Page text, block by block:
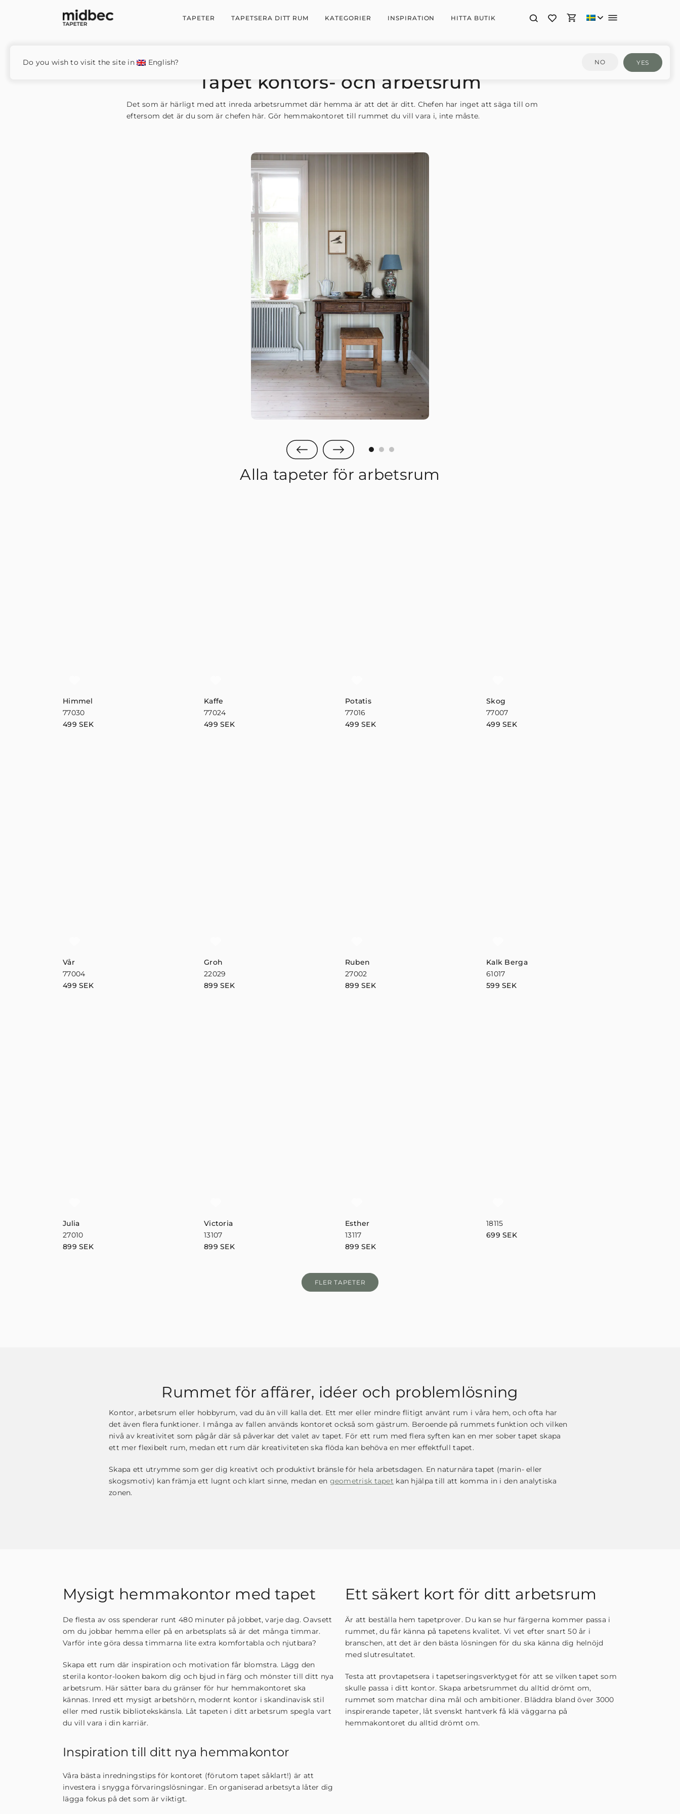
TAPETER TAPETSERA DITT RUM KATEGORIER INSPIRATION HITTA BUTIK
Tapet kontors- och arbetsrum
Det som är härligt med att inreda arbetsrummet där hemma är att det är ditt. Chefen har inget att säga till om
eftersom det är du som är chefen här. Gör hemmakontoret till rummet du vill vara i, inte måste.
0 1 2
Alla tapeter för arbetsrum
Himmel
77030
499SEK
Kaffe
77024
499SEK
Potatis
77016
499SEK
Skog
77007
499SEK
Vår
77004
499SEK
Groh
22029
899SEK
Ruben
27002
899SEK
Kalk Berga
61017
599SEK
Julia
27010
899SEK
Victoria
13107
899SEK
Esther
13117
899SEK
18115
699SEK
FLER TAPETER
Rummet för affärer, idéer och problemlösning
Kontor, arbetsrum eller hobbyrum, vad du än vill kalla det. Ett mer eller mindre flitigt använt rum i våra hem, och ofta har
det även flera funktioner. I många av fallen används kontoret också som gästrum. Beroende på rummets funktion och vilken
nivå av kreativitet som pågår där så påverkar det valet av tapet. För ett rum med flera syften kan en mer sober tapet skapa
ett mer flexibelt rum, medan ett rum där kreativiteten ska flöda kan behöva en mer effektfull tapet.
Skapa ett utrymme som ger dig kreativt och produktivt bränsle för hela arbetsdagen. En naturnära tapet (marin- eller
skogsmotiv) kan främja ett lugnt och klart sinne, medan en geometrisk tapet kan hjälpa till att komma in i den analytiska
zonen.
Mysigt hemmakontor med tapet
De flesta av oss spenderar runt 480 minuter på jobbet, varje dag. Oavsett
om du jobbar hemma eller på en arbetsplats så är det många timmar.
Varför inte göra dessa timmarna lite extra komfortabla och njutbara?
Skapa ett rum där inspiration och motivation får blomstra. Lägg den
sterila kontor-looken bakom dig och bjud in färg och mönster till ditt nya
arbetsrum. Här sätter bara du gränser för hur hemmakontoret ska
kännas. Inred ett mysigt arbetshörn, modernt kontor i skandinavisk stil
eller med rustik bibliotekskänsla. Låt tapeten i ditt arbetsrum spegla vart
du vill vara i din karriär.
Inspiration till ditt nya hemmakontor
Våra bästa inredningstips för kontoret (förutom tapet såklart!) är att
investera i snygga förvaringslösningar. En organiserad arbetsyta låter dig
lägga fokus på det som är viktigt.
Ett säkert kort för ditt arbetsrum
Är att beställa hem tapetprover. Du kan se hur färgerna kommer passa i
rummet, du får känna på tapetens kvalitet. Vi vet efter snart 50 år i
branschen, att det är den bästa lösningen för du ska känna dig helnöjd
med slutresultatet.
Testa att provtapetsera i tapetseringsverktyget för att se vilken tapet som
skulle passa i ditt kontor. Skapa arbetsrummet du alltid drömt om,
rummet som matchar dina mål och ambitioner. Bläddra bland över 3000
inspirerande tapeter, låt svenskt hantverk få klä väggarna på
hemmakontoret du alltid drömt om.
Do you wish to visit the site in English? NO YES